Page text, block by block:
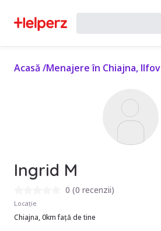
Acasă /Menajere în Chiajna, Ilfov
Ingrid M
0 (0 recenzii)
Locație
Chiajna, 0km față de tine